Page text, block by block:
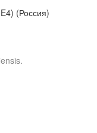
(Россия)